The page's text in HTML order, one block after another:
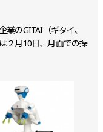
のGITAI（ギタイ、
２月10日、月面での探